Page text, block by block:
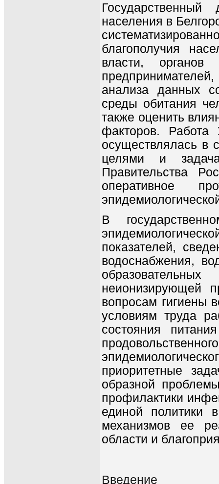
Государственный
населения в
благополучия
власти,
анализа данных
среды обитания
также оценить
факторов. Работа
осуществлялась в
целями и
Правительства
оперативное
В
показателей,
водоснабжения,
неионизирующей
вопросам гигиены
условиям труда
состояния
приоритетные
образной
профилактики
единой политики
механизмов ее
области и
Введение